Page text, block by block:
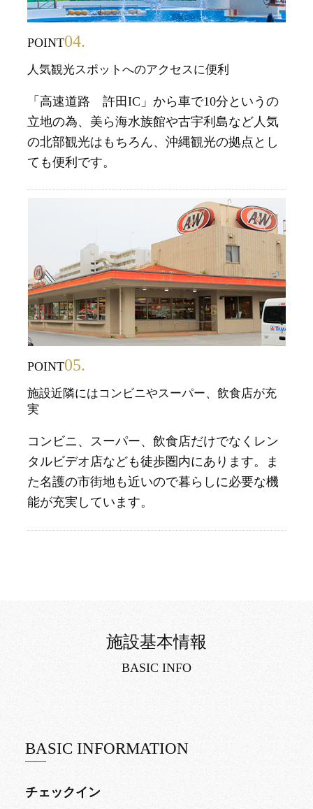
POINT04.
人気観光スポットへのアクセスに便利
「高速道路 許田IC」から車で10分というの
立地の為、美ら海水族館や古宇利島など人気
の北部観光はもちろん、沖縄観光の拠点とし
ても便利です。
POINT05.
施設近隣にはコンビニやスーパー、飲食店が充
実
コンビニ、スーパー、飲食店だけでなくレン
タルビデオ店なども徒歩圏内にあります。ま
た名護の市街地も近いので暮らしに必要な機
能が充実しています。
施設基本情報
BASIC INFO
BASIC INFORMATION
チェックイン